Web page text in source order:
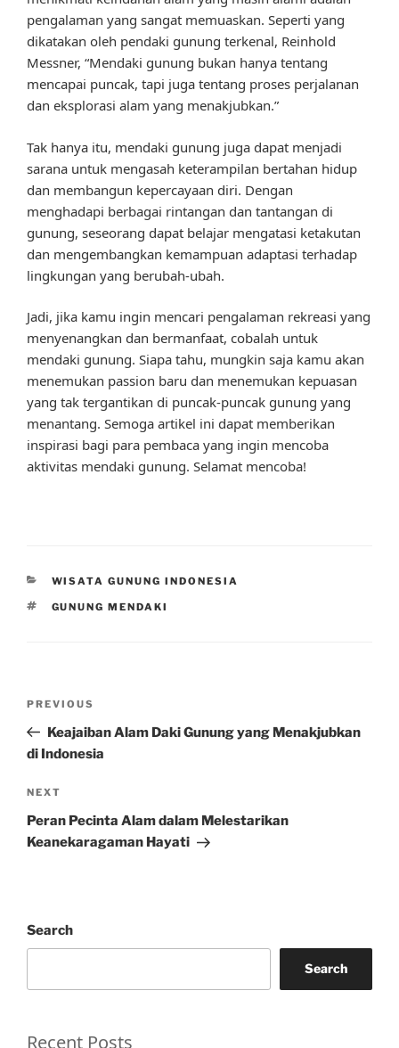
pengalaman yang sangat memuaskan. Seperti yang
dikatakan oleh pendaki gunung terkenal, Reinhold
Messner, “Mendaki gunung bukan hanya tentang
mencapai puncak, tapi juga tentang proses perjalanan
dan eksplorasi alam yang menakjubkan.”
Tak hanya itu, mendaki gunung juga dapat menjadi
sarana untuk mengasah keterampilan bertahan hidup
dan membangun kepercayaan diri. Dengan
menghadapi berbagai rintangan dan tantangan di
gunung, seseorang dapat belajar mengatasi ketakutan
dan mengembangkan kemampuan adaptasi terhadap
lingkungan yang berubah-ubah.
Jadi, jika kamu ingin mencari pengalaman rekreasi yang
menyenangkan dan bermanfaat, cobalah untuk
mendaki gunung. Siapa tahu, mungkin saja kamu akan
menemukan passion baru dan menemukan kepuasan
yang tak tergantikan di puncak-puncak gunung yang
menantang. Semoga artikel ini dapat memberikan
inspirasi bagi para pembaca yang ingin mencoba
aktivitas mendaki gunung. Selamat mencoba!
CATEGORIES
WISATA GUNUNG INDONESIA
TAGS
GUNUNG MENDAKI
Previous
Post
PREVIOUS
Keajaiban Alam Daki Gunung yang Menakjubkan
di Indonesia
Next
Post
NEXT
Peran Pecinta Alam dalam Melestarikan
Keanekaragaman Hayati
Search
Search
Recent Posts